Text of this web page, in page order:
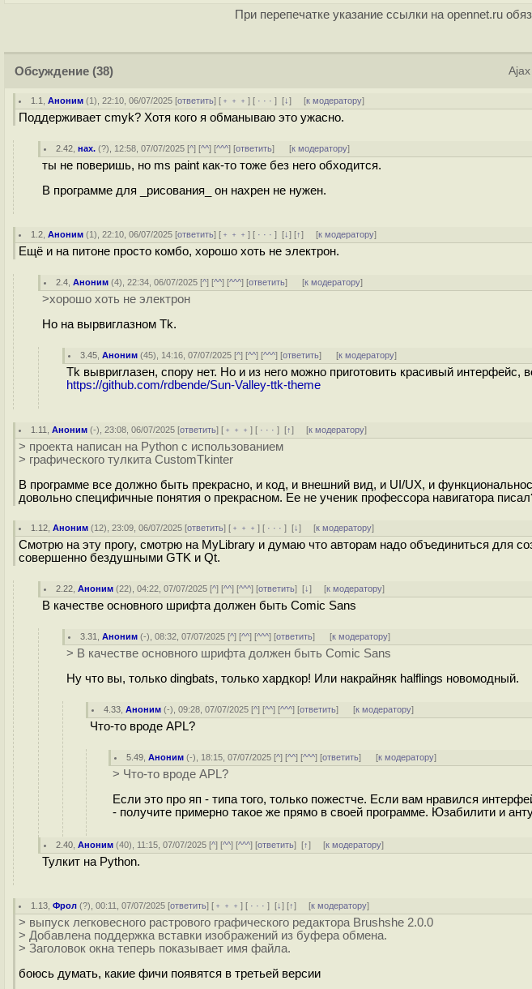
При перепечатке указание ссылки на opennet.ru
Обсуждение (38) Ajax
1.1 ,Аноним (1), 22:10, 06/07/2025 [ответить] [ ﹢﹢﹢] [ · · ·][↓] [к модератору]
Поддерживает cmyk? Хотя кого я обманываю это ужасно.
2.42 ,нах. (?), 12:58, 07/07/2025 [^] [^^] [^^^] [ответить] [к модератору]
ты не поверишь, но ms paint как-то тоже без него обходится.
В программе для _рисования_ он нахрен не нужен.
1.2 ,Аноним (1), 22:10, 06/07/2025 [ответить] [ ﹢﹢﹢] [ · · ·][↓] [↑] [к модератору]
Ещё и на питоне просто комбо, хорошо хоть не электрон.
2.4 ,Аноним (4), 22:34, 06/07/2025 [^] [^^] [^^^] [ответить] [к модератору]
>хорошо хоть не электрон
Но на вырвиглазном Tk.
3.45 ,Аноним (45), 14:16, 07/07/2025 [^] [^^] [^^^] [ответить] [к модератору]
Tk вывриглазен, спору нет. Но и из него можно приготовить красивый интерфейс,
https://github.com/rdbende/Sun-Valley-ttk-theme
1.11 ,Аноним (-), 23:08, 06/07/2025 [ответить] [ ﹢﹢﹢] [ · · ·][↑] [к модератору]
> проекта написан на Python с использованием
> графического тулкита CustomTkinter
В программе все должно быть прекрасно, и код, и внешний вид, и UI/UX, и
довольно специфичные понятия о прекрасном. Ее не ученик профессора навигатора
1.12 ,Аноним (12), 23:09, 06/07/2025 [ответить] [ ﹢﹢﹢] [ · · ·][↓] [к модератору]
Смотрю на эту прогу, смотрю на MyLibrary и думаю что авторам надо объединиться для
совершенно бездушными GTK и Qt.
2.22 ,Аноним (22), 04:22, 07/07/2025 [^] [^^] [^^^] [ответить][↓] [к модератору]
В качестве основного шрифта должен быть Comic Sans
3.31 ,Аноним (-), 08:32, 07/07/2025 [^] [^^] [^^^] [ответить] [к модератору]
> В качестве основного шрифта должен быть Comic Sans
Ну что вы, только dingbats, только xapдкop! Или накрайняк halflings новомодный.
4.33 ,Аноним (-), 09:28, 07/07/2025 [^] [^^] [^^^] [ответить] [к модератору]
Что-то вроде APL?
5.49 ,Аноним (-), 18:15, 07/07/2025 [^] [^^] [^^^] [ответить] [к модератору]
> Что-то вроде APL?
Если это про яп - типа того, только пожестче. Если вам нравился
- получите примерно такое же прямо в своей программе. Юзабилити и
2.40 ,Аноним (40), 11:15, 07/07/2025 [^] [^^] [^^^] [ответить][↑] [к модератору]
Тулкит на Python.
1.13 ,Фрол (?), 00:11, 07/07/2025 [ответить] [ ﹢﹢﹢] [ · · ·][↓] [↑] [к модератору]
> выпуск легковесного растрового графического редактора Brushshe 2.0.0
> Добавлена поддержка вставки изображений из буфера обмена.
> Заголовок окна теперь показывает имя файла.
боюсь думать, какие фичи появятся в третьей версии